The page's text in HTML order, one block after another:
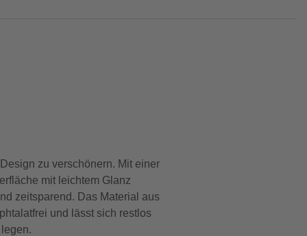
zu verschönern. Mit einer
mit leichtem Glanz
zeitsparend. Das Material aus
und lässt sich restlos